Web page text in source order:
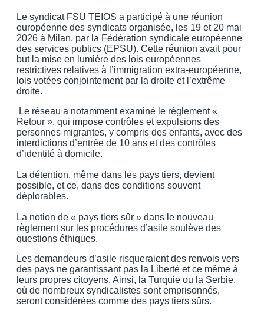
Le syndicat FSU TEIOS a participé à une réunion
européenne des syndicats organisée, les 19 et 20 mai
2026 à Milan, par la Fédération syndicale européenne
des services publics (EPSU). Cette réunion avait pour
but la mise en lumière des lois européennes
restrictives relatives à l’immigration extra-européenne,
lois votées conjointement par la droite et l’extrême
droite.
Le réseau a notamment examiné le règlement «
Retour », qui impose contrôles et expulsions des
personnes migrantes, y compris des enfants, avec des
interdictions d’entrée de 10 ans et des contrôles
d’identité à domicile.
La détention, même dans les pays tiers, devient
possible, et ce, dans des conditions souvent
déplorables.
La notion de « pays tiers sûr » dans le nouveau
règlement sur les procédures d’asile soulève des
questions éthiques.
Les demandeurs d’asile risqueraient des renvois vers
des pays ne garantissant pas la Liberté et ce même à
leurs propres citoyens. Ainsi, la Turquie ou la Serbie,
où de nombreux syndicalistes sont emprisonnés,
seront considérées comme des pays tiers sûrs.